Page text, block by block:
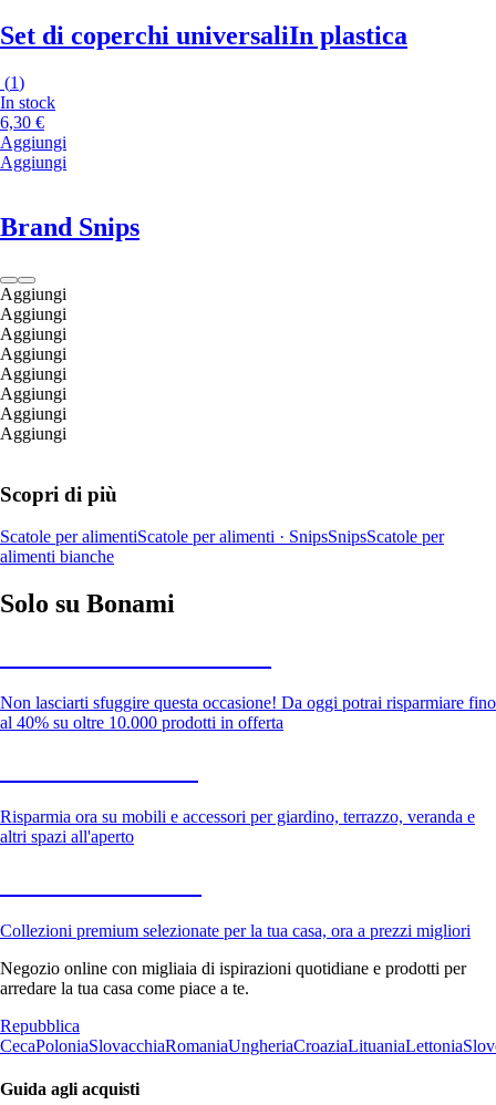
Set di coperchi universaliIn plastica
(1)
In stock
6,30 €
Aggiungi
Aggiungi
Brand Snips
Aggiungi
Aggiungi
Aggiungi
Aggiungi
Aggiungi
Aggiungi
Aggiungi
Aggiungi
Scopri di più
Scatole per alimentiScatole per alimenti · SnipsSnipsScatole per
alimenti bianche
Solo su Bonami
Non lasciarti sfuggire questa occasione! Da oggi potrai risparmiare fino
al 40% su oltre 10.000 prodotti in offerta
Risparmia ora su mobili e accessori per giardino, terrazzo, veranda e
altri spazi all'aperto
Collezioni premium selezionate per la tua casa, ora a prezzi migliori
Negozio online con migliaia di ispirazioni quotidiane e prodotti per
arredare la tua casa come piace a te.
Repubblica
CecaPoloniaSlovacchiaRomaniaUngheriaCroaziaLituaniaLettonia
Guida agli acquisti